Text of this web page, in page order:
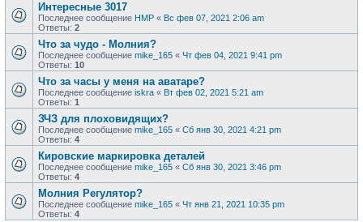
Интересные 3017
Последнее сообщение HMP « Вс фев 07, 2021 2:06 am
Ответы: 2
Что за чудо - Молния?
Последнее сообщение mike_165 « Чт фев 04, 2021 9:41 pm
Ответы: 10
Что за часы у меня на аватаре?
Последнее сообщение iskra « Вт фев 02, 2021 5:21 am
Ответы: 1
ЗЧЗ для плоховидящих?
Последнее сообщение mike_165 « Сб янв 30, 2021 4:21 pm
Ответы: 4
Кировские маркировка деталей
Последнее сообщение mike_165 « Сб янв 30, 2021 3:46 pm
Ответы: 4
Молния Регулятор?
Последнее сообщение mike_165 « Чт янв 21, 2021 10:35 pm
Ответы: 4